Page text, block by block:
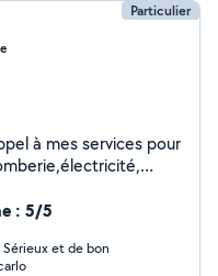
Particulier
à mes services pour
: 5/5
carlo